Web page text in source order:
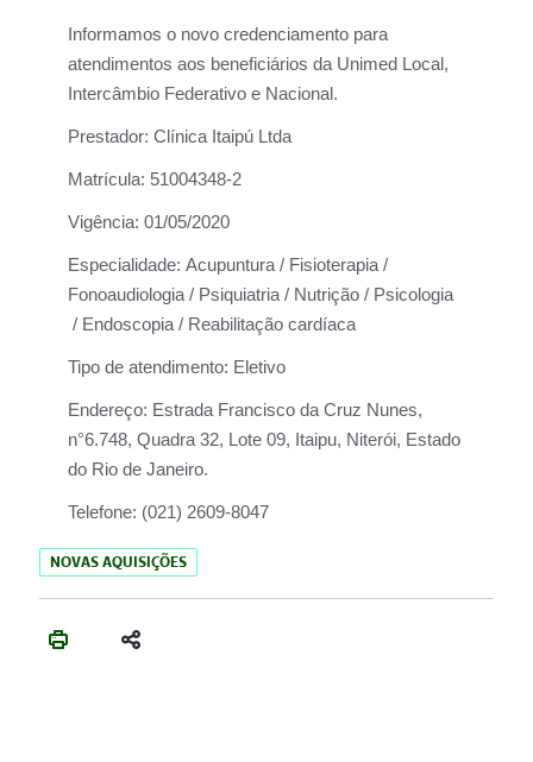
Informamos o novo credenciamento para
atendimentos aos beneficiários da Unimed Local,
Intercâmbio Federativo e Nacional.
Prestador: Clínica Itaipú Ltda
Matrícula: 51004348-2
Vigência: 01/05/2020
Especialidade: Acupuntura / Fisioterapia /
Fonoaudiologia / Psiquiatria / Nutrição / Psicologia
/ Endoscopia / Reabilitação cardíaca
Tipo de atendimento: Eletivo
Endereço: Estrada Francisco da Cruz Nunes,
n°6.748, Quadra 32, Lote 09, Itaipu, Niterói, Estado
do Rio de Janeiro.
Telefone: (021) 2609-8047
NOVAS AQUISIÇÕES